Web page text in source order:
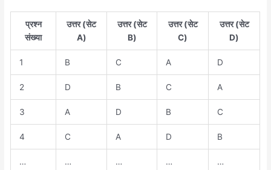
प्रश्न
संख्या
उत्तर (सेट
A)
उत्तर (सेट
B)
उत्तर (सेट
C)
उत्तर (सेट
D)
1 B C A D
2 D B C A
3 A D B C
4 C A D B
… … … … …